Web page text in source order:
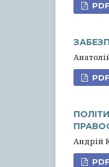
PDF
Андрій
PDF